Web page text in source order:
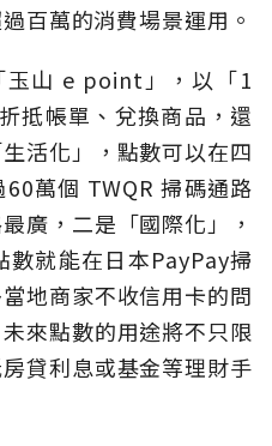
百萬的消費場景運用。
山 e point」，以「1
抵帳單、兌換商品，還
活化」，點數可以在四
萬個 TWQR 掃碼通路
廣，二是「國際化」，
就能在日本PayPay掃
地商家不收信用卡的問
來點數的用途將不只限
貸利息或基金等理財手